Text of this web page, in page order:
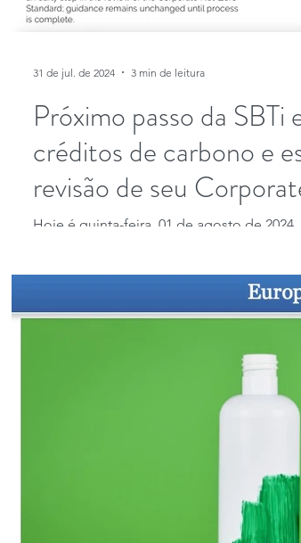
Próximo passo da SBTi
créditos de carbono e
revisão de seu
Standard.
Hoje é quinta-feira, 01 de agosto de
31 de jul. de 2024 3 min de leitura